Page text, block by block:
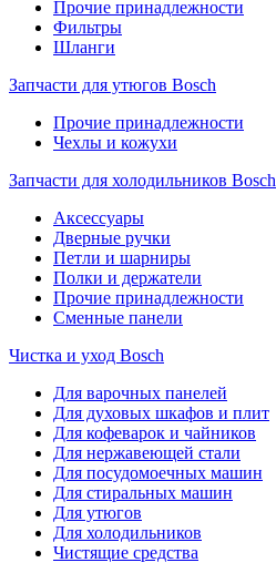
Прочие принадлежности
Фильтры
Шланги
Запчасти для утюгов Bosch
Прочие принадлежности
Чехлы и кожухи
Запчасти для холодильников Bosch
Аксессуары
Дверные ручки
Петли и шарниры
Полки и держатели
Прочие принадлежности
Сменные панели
Чистка и уход Bosch
Для варочных панелей
Для духовых шкафов и плит
Для кофеварок и чайников
Для нержавеющей стали
Для посудомоечных машин
Для стиральных машин
Для утюгов
Для холодильников
Чистящие средства